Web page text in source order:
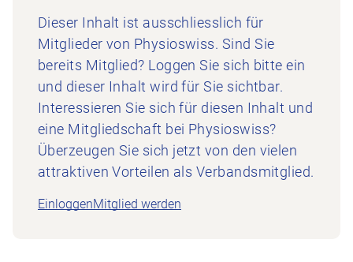
Dieser Inhalt ist ausschliesslich für
Mitglieder von Physioswiss. Sind Sie
bereits Mitglied? Loggen Sie sich bitte ein
und dieser Inhalt wird für Sie sichtbar.
Interessieren Sie sich für diesen Inhalt und
eine Mitgliedschaft bei Physioswiss?
Überzeugen Sie sich jetzt von den vielen
attraktiven Vorteilen als Verbandsmitglied.
EinloggenMitglied werden